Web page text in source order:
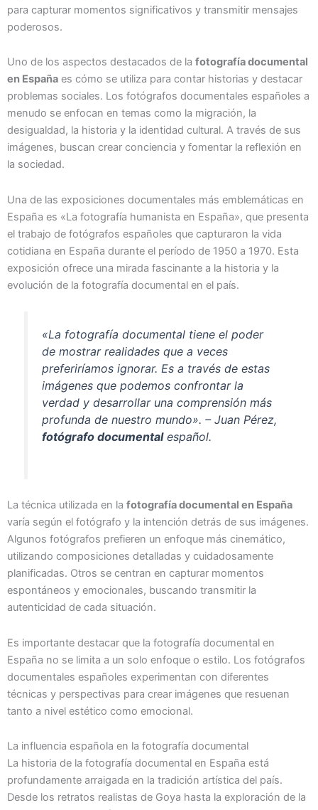
para capturar momentos significativos y transmitir mensajes
poderosos.
Uno de los aspectos destacados de la fotografía documental
en España es cómo se utiliza para contar historias y destacar
problemas sociales. Los fotógrafos documentales españoles a
menudo se enfocan en temas como la migración, la
desigualdad, la historia y la identidad cultural. A través de sus
imágenes, buscan crear conciencia y fomentar la reflexión en
la sociedad.
Una de las exposiciones documentales más emblemáticas en
España es «La fotografía humanista en España», que presenta
el trabajo de fotógrafos españoles que capturaron la vida
cotidiana en España durante el período de 1950 a 1970. Esta
exposición ofrece una mirada fascinante a la historia y la
evolución de la fotografía documental en el país.
«La fotografía documental tiene el poder
de mostrar realidades que a veces
preferiríamos ignorar. Es a través de estas
imágenes que podemos confrontar la
verdad y desarrollar una comprensión más
profunda de nuestro mundo». – Juan Pérez,
fotógrafo documentalespañol.
La técnica utilizada en la fotografía documental en España
varía según el fotógrafo y la intención detrás de sus imágenes.
Algunos fotógrafos prefieren un enfoque más cinemático,
utilizando composiciones detalladas y cuidadosamente
planificadas. Otros se centran en capturar momentos
espontáneos y emocionales, buscando transmitir la
autenticidad de cada situación.
Es importante destacar que la fotografía documental en
España no se limita a un solo enfoque o estilo. Los fotógrafos
documentales españoles experimentan con diferentes
técnicas y perspectivas para crear imágenes que resuenan
tanto a nivel estético como emocional.
La influencia española en la fotografía documental
La historia de la fotografía documental en España está
profundamente arraigada en la tradición artística del país.
Desde los retratos realistas de Goya hasta la exploración de la